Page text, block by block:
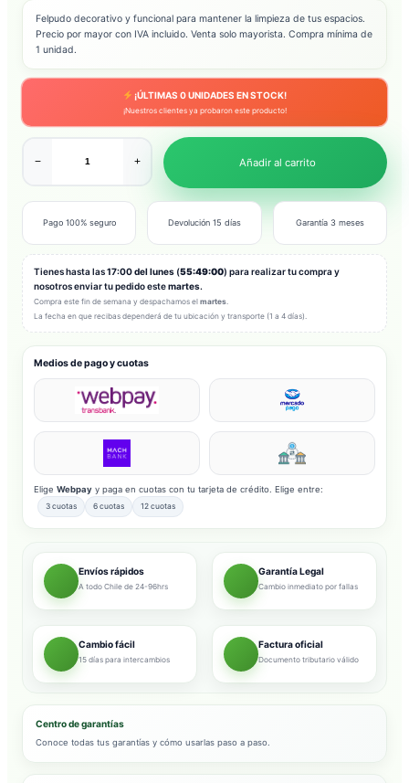
Felpudo decorativo y funcional para mantener la limpieza de tus espacios.
Precio por mayor con IVA incluido. Venta solo mayorista. Compra mínima de
1 unidad.
¡ÚLTIMAS0UNIDADES EN STOCK!
¡Nuestros clientes ya probaron este producto!
− + Añadir al carrito
Pago 100% seguro Devolución 15 días Garantía 3 meses
Tienes hasta las17:00 del lunes (55:48:58) para realizar tu compra y
nosotros enviar tu pedido estemartes.
Compra este fin de semana y despachamos el martes
La fecha en que recibas dependerá de tu ubicación y transporte (1 a 4 días).
Medios de pago y cuotas
Elige Webpay y paga en cuotas con tu tarjeta de crédito. Elige entre:
3 cuotas 6 cuotas 12 cuotas
Envíos rápidos
A todo Chile de 24-96hrs
Garantía Legal
Cambio inmediato por fallas
Cambio fácil
15 días para intercambios
Factura oficial
Documento tributario válido
Centro de garantías
Conoce todas tus garantías y cómo usarlas paso a paso.